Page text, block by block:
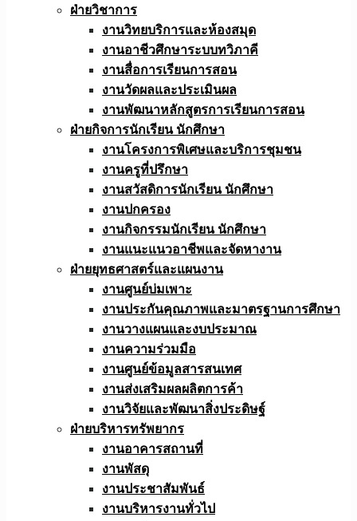
ฝ่ายวิชาการ
งานวิทยบริการและห้องสมุด
งานอาชีวศึกษาระบบทวิภาคี
งานสื่อการเรียนการสอน
งานวัดผลและประเมินผล
งานพัฒนาหลักสูตรการเรียนการสอน
ฝ่ายกิจการนักเรียน นักศึกษา
งานโครงการพิเศษและบริการชุมชน
งานครูที่ปรึกษา
งานสวัสดิการนักเรียน นักศึกษา
งานปกครอง
งานกิจกรรมนักเรียน นักศึกษา
งานแนะแนวอาชีพและจัดหางาน
ฝ่ายยุทธศาสตร์และแผนงาน
งานศูนย์บ่มเพาะ
งานประกันคุณภาพและมาตรฐานการศึกษา
งานวางแผนและงบประมาณ
งานความร่วมมือ
งานศูนย์ข้อมูลสารสนเทศ
งานส่งเสริมผลผลิตการค้า
งานวิจัยและพัฒนาสิ่งประดิษฐ์
ฝ่ายบริหารทรัพยากร
งานอาคารสถานที่
งานพัสดุ
งานประชาสัมพันธ์
งานบริหารงานทั่วไป